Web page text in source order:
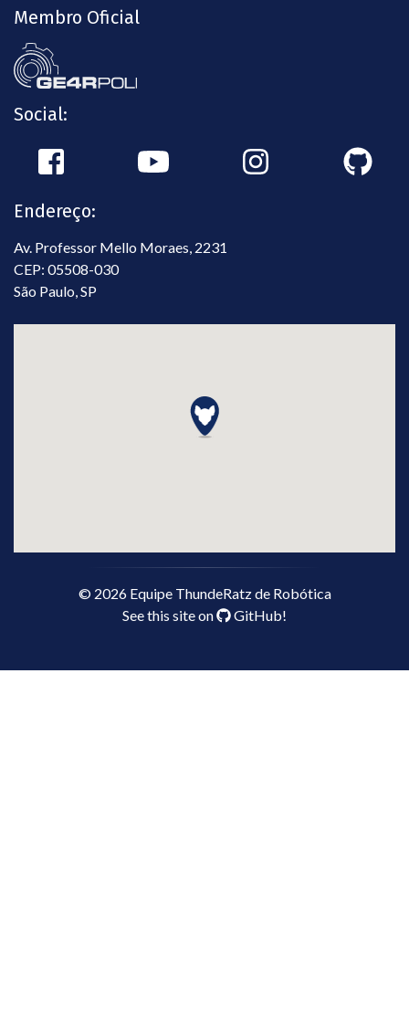
Membro Oficial
Social:
Endereço:
Av. Professor Mello Moraes, 2231
CEP: 05508-030
São Paulo, SP
© 2026Equipe ThundeRatz de Robótica
See this site on
GitHub!